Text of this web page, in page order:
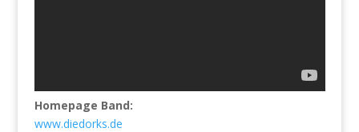
Homepage Band:
www.diedorks.de